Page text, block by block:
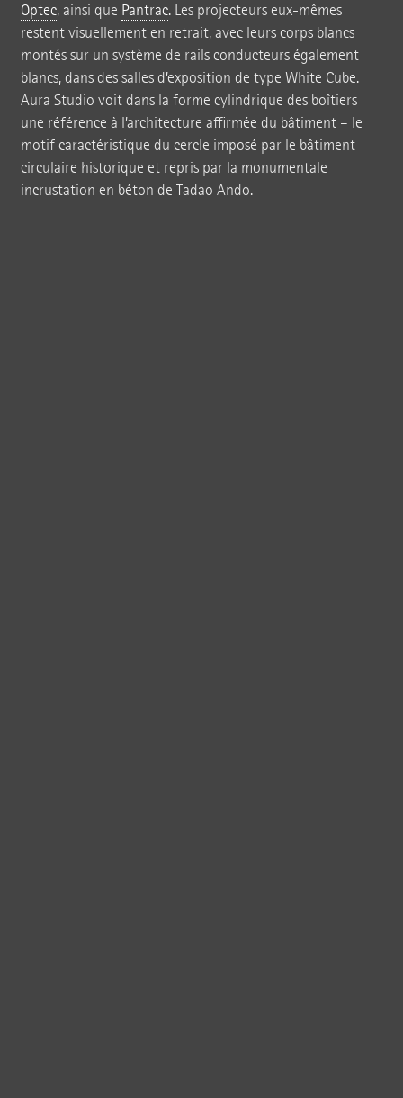
Optec, ainsi que Pantrac. Les projecteurs eux-mêmes
restent visuellement en retrait, avec leurs corps blancs
montés sur un système de rails conducteurs également
blancs, dans des salles d’exposition de type White Cube.
Aura Studio voit dans la forme cylindrique des boîtiers
une référence à l’architecture affirmée du bâtiment – le
motif caractéristique du cercle imposé par le bâtiment
circulaire historique et repris par la monumentale
incrustation en béton de Tadao Ando.